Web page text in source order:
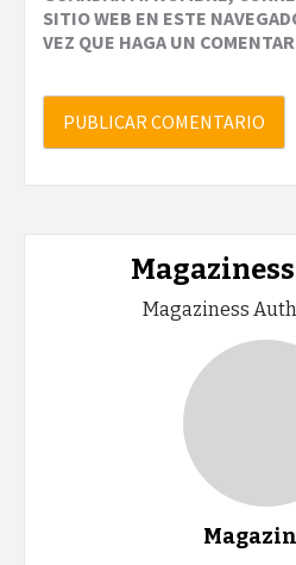
SITIO WEB EN ESTE
VEZ QUE HAGA UN
Magaziness